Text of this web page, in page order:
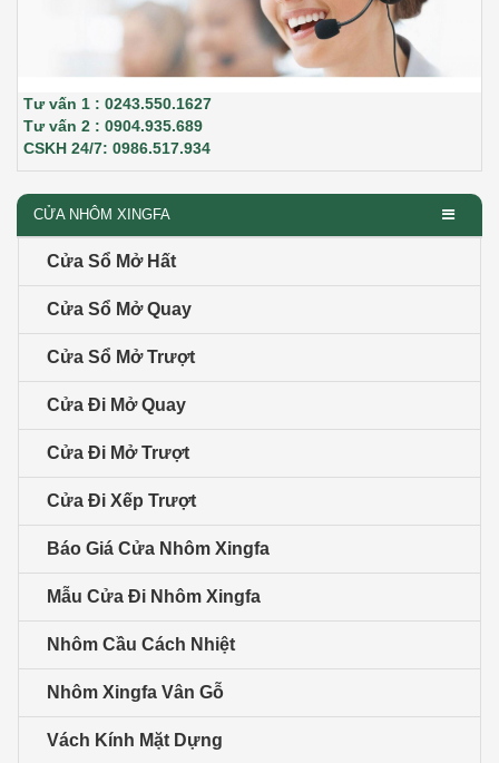
Tư vấn 1 : 0243.550.1627
Tư vấn 2 : 0904.935.689
CSKH 24/7: 0986.517.934
CỬA NHÔM XINGFA
Cửa Sổ Mở Hất
Cửa Sổ Mở Quay
Cửa Sổ Mở Trượt
Cửa Đi Mở Quay
Cửa Đi Mở Trượt
Cửa Đi Xếp Trượt
Báo Giá Cửa Nhôm Xingfa
Mẫu Cửa Đi Nhôm Xingfa
Nhôm Cầu Cách Nhiệt
Nhôm Xingfa Vân Gỗ
Vách Kính Mặt Dựng